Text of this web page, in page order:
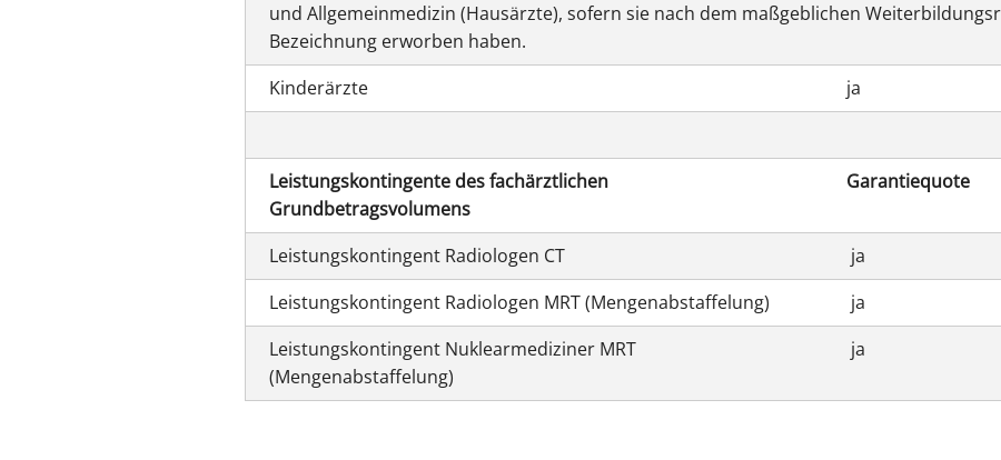
und Allgemeinmedizin (Hausärzte), sofern sie nach dem maßgeblichen
Bezeichnung erworben haben.
Kinderärzte
ja
Leistungskontingente des fachärztlichen
Grundbetragsvolumens
Garantiequote
Leistungskontingent Radiologen CT
ja
Leistungskontingent Radiologen MRT (Mengenabstaffelung)
ja
Leistungskontingent Nuklearmediziner MRT
(Mengenabstaffelung)
ja